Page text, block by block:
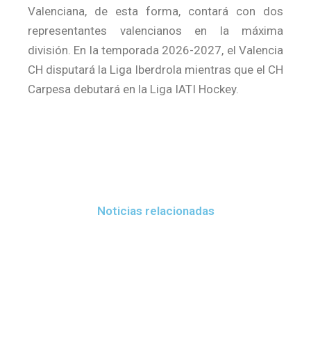
Valenciana, de esta forma, contará con dos
representantes valencianos en la máxima
división. En la temporada 2026-2027, el Valencia
CH disputará la Liga Iberdrola mientras que el CH
Carpesa debutará en la Liga IATI Hockey.
Noticias relacionadas